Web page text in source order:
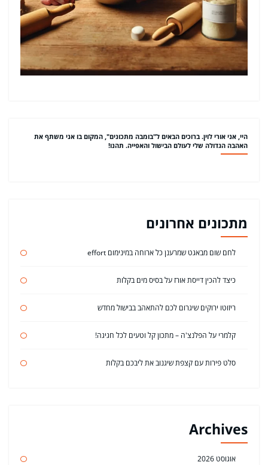
היי, אני אורי לוין. ברוכים הבאים ל"בומבה מתכונים", המקום בו אני משתף את
האהבה הגדולה שלי לעולם הבישול והאפייה. תהנו!
מתכונים אחרונים
לחם שום מבאגט שמרענן כל ארוחה במינימום effort
כיצד להכין דייסת אורז על בסיס מים בקלות
ריזוטו ירוקים שיגרום לכם להתאהב בבישול מחדש
קלמרי על הפלנצ'ה – מתכון קל וטעים לכל חגיגה!
סלט פירות עם קצפת שיגנוב את ליבכם בקלות
Archives
אוגוסט 2026